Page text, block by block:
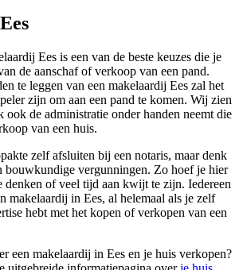
Ees is een van de beste keuzes die je
de aanschaf of verkoop van een pand.
te leggen van een makelaardij Ees zal het
zijn om aan een pand te komen. Wij zien
ook de administratie onder handen neemt die
van een huis.
zelf afsluiten bij een notaris, maar denk
bouwkundige vergunningen. Zo hoef je hier
denken of veel tijd aan kwijt te zijn. Iedereen
makelaardij in Ees, al helemaal als je zelf
hebt met het kopen of verkopen van een
een makelaardij in Ees en je huis verkopen?